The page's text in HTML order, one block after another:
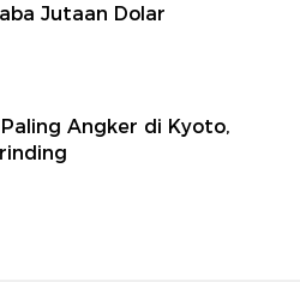
Jutaan Dolar
Paling Angker di Kyoto,